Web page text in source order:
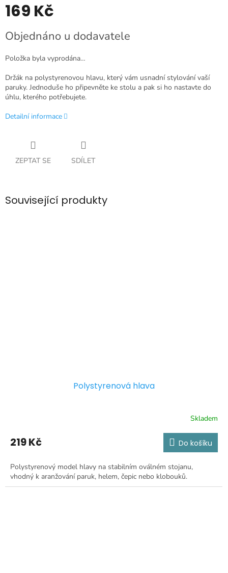
169 Kč
cena:
Objednáno u dodavatele
Položka byla vyprodána…
Držák na polystyrenovou hlavu, který vám usnadní stylování vaší
paruky. Jednoduše ho připevněte ke stolu a pak si ho nastavte do
úhlu, kterého potřebujete.
Detailní informace
ZEPTAT SE SDÍLET
Související produkty
Polystyrenová hlava
Skladem
219 Kč Do košíku
Polystyrenový model hlavy na stabilním oválném stojanu,
vhodný k aranžování paruk, helem, čepic nebo klobouků.